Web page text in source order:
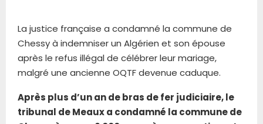
La justice française a condamné la commune de
Chessy à indemniser un Algérien et son épouse
après le refus illégal de célébrer leur mariage,
malgré une ancienne OQTF devenue caduque.
Après plus d’un an de bras de fer judiciaire, le
tribunal de Meaux a condamné la commune de